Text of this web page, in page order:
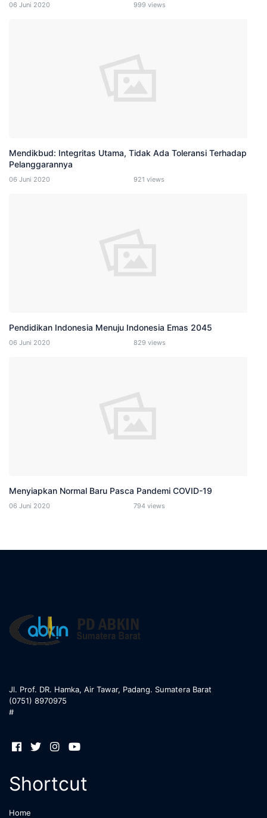
06 Juni 2020 999 views
Mendikbud: Integritas Utama, Tidak Ada Toleransi Terhadap
Pelanggarannya
06 Juni 2020 921 views
Pendidikan Indonesia Menuju Indonesia Emas 2045
06 Juni 2020 829 views
Menyiapkan Normal Baru Pasca Pandemi COVID-19
06 Juni 2020 794 views
Jl. Prof. DR. Hamka, Air Tawar, Padang. Sumatera Barat
(0751) 8970975
#
Shortcut
Home